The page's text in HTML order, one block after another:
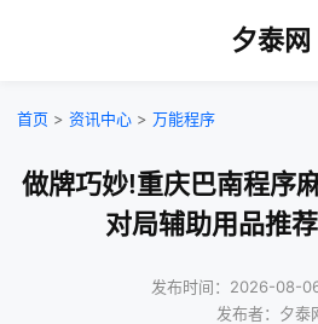
夕泰网
首页 > 资讯中心 > 万能程序
做牌巧妙!重庆巴南程序
对局辅助用品推
发布时间：2026-08-
发布者：夕泰